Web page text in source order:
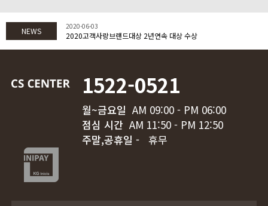
NEWS 2020-06-03
2020고객사랑브랜드대상 2년연속 대상 수상
1522-0521
월~금요일 AM 09:00 - PM 06:00
점심 시간 AM 11:50 - PM 12:50
주말,공휴일 -
휴무